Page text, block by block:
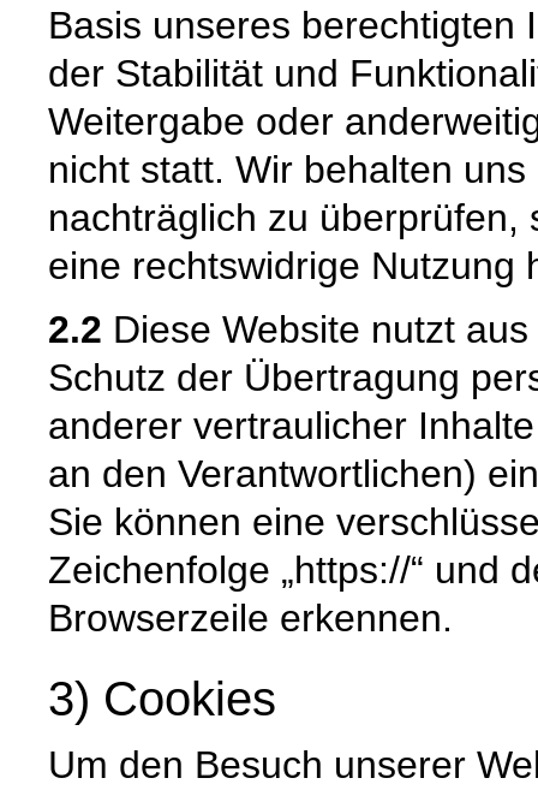
Basis unseres berechtigten
der Stabilität und
Weitergabe oder
nicht statt. Wir behalten
nachträglich zu überprüfen,
eine rechtswidrige Nutzung
2.2 Diese Website nutzt
Schutz der Übertragung
anderer vertraulicher
an den Verantwortlichen)
Sie können eine
Zeichenfolge „https://“ und
Browserzeile erkennen.
3) Cookies
Um den Besuch unserer